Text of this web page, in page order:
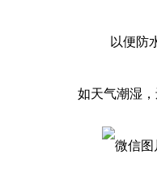
以便防
如天气潮湿